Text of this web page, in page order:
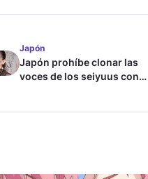
Japón
Japón prohíbe clonar las
voces de los seiyuus con